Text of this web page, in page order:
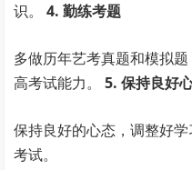
识。4. 勤练考题
多做历年艺考真题和模拟
高考试能力。5. 保持良好
保持良好的心态，调整好
考试。